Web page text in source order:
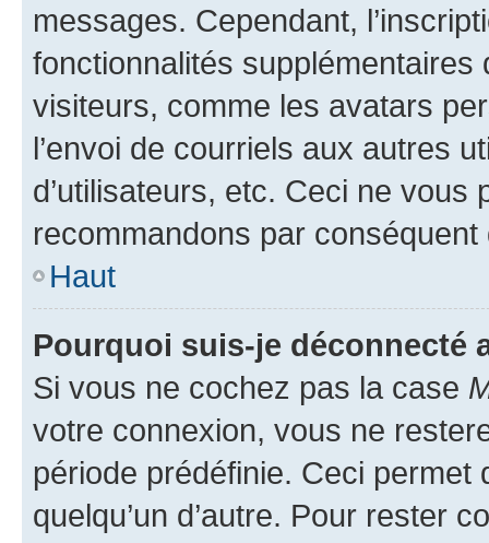
messages. Cependant,
fonctionnalités
visiteurs, comme les avatars
l’envoi de courriels aux autres
d’utilisateurs, etc. Ceci ne vous
recommandons par conséquent
Haut
Pourquoi suis-je déconnecté
Si vous ne cochez pas la case
votre connexion, vous ne
période prédéfinie. Ceci permet
quelqu’un d’autre. Pour rester